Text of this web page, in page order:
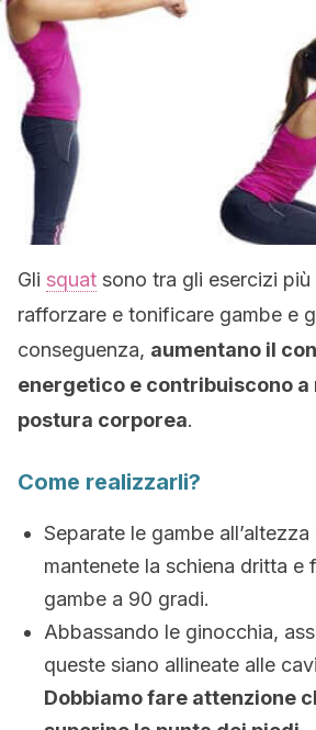
Gli squat sono tra gli esercizi
rafforzare e tonificare gambe e
conseguenza, aumentano il
energetico e contribuiscono
postura corporea.
Come realizzarli?
Separate le gambe
mantenete la schiena dritta e
gambe a 90 gradi.
Abbassando le ginocchia,
queste siano allineate alle
Dobbiamo fare attenzione